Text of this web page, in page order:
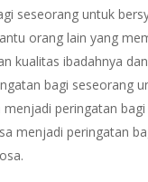
seseorang untuk
orang lain yang
kualitas ibadahnya
bagi seseorang
peringatan
menjadi peringatan